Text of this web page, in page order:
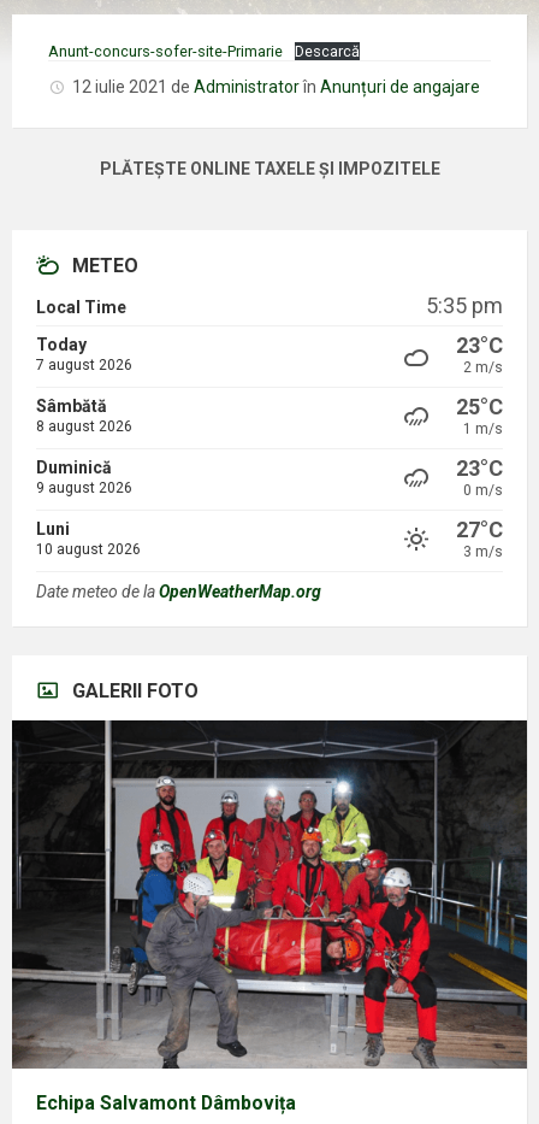
Anunt-concurs-sofer-site-Primarie Descarcă
12 iulie 2021 de Administratorîn Anunțuri de angajare
PLĂTEȘTE ONLINE TAXELE ȘI IMPOZITELE
METEO
Local Time 5:35 pm
Today
7 august 2026
23°C
2 m/s
Sâmbătă
8 august 2026
25°C
1 m/s
Duminică
9 august 2026
23°C
0 m/s
Luni
10 august 2026
27°C
3 m/s
Date meteo de laOpenWeatherMap.org
GALERII FOTO
Echipa Salvamont Dâmbovița